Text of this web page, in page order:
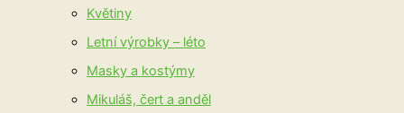
Květiny
Letní výrobky – léto
Masky a kostýmy
Mikuláš, čert a anděl